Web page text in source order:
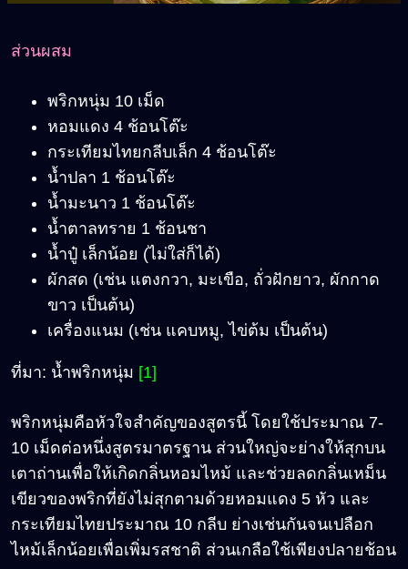
ส่วนผสม
พริกหนุ่ม 10 เม็ด
หอมแดง 4 ช้อนโต๊ะ
กระเทียมไทยกลีบเล็ก 4 ช้อนโต๊ะ
น้ำปลา 1 ช้อนโต๊ะ
น้ำมะนาว 1 ช้อนโต๊ะ
น้ำตาลทราย 1 ช้อนชา
น้ำปู๋ เล็กน้อย (ไม่ใส่ก็ได้)
ผักสด (เช่น แตงกวา, มะเขือ, ถั่วฝักยาว, ผักกาด
ขาว เป็นต้น)
เครื่องแนม (เช่น แคบหมู, ไข่ต้ม เป็นต้น)
ที่มา: น้ำพริกหนุ่ม [1]
พริกหนุ่มคือหัวใจสำคัญของสูตรนี้ โดยใช้ประมาณ 7-
10 เม็ดต่อหนึ่งสูตรมาตรฐาน ส่วนใหญ่จะย่างให้สุกบน
เตาถ่านเพื่อให้เกิดกลิ่นหอมไหม้ และช่วยลดกลิ่นเหม็น
เขียวของพริกที่ยังไม่สุกตามด้วยหอมแดง 5 หัว และ
กระเทียมไทยประมาณ 10 กลีบ ย่างเช่นกันจนเปลือก
ไหม้เล็กน้อยเพื่อเพิ่มรสชาติ ส่วนเกลือใช้เพียงปลายช้อน